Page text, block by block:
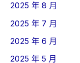
2025 年 8 月
2025 年 7 月
2025 年 6 月
2025 年 5 月